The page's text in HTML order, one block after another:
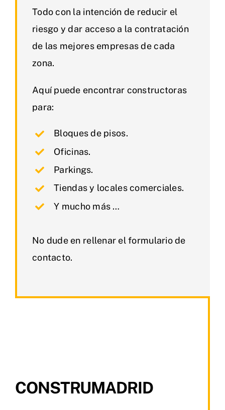
Todo con la intención de reducir el
riesgo y dar acceso a la contratación
de las mejores empresas de cada
zona.
Aquí puede encontrar constructoras
para:
Bloques de pisos.
Oficinas.
Parkings.
Tiendas y locales comerciales.
Y mucho más …
No dude en rellenar el formulario de
contacto.
CONSTRUMADRID